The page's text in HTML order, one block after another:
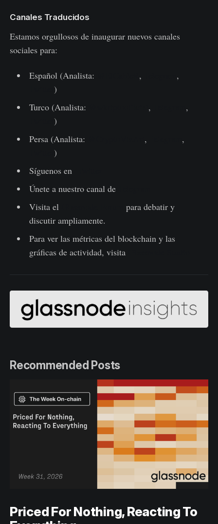
Canales Traducidos
Estamos orgullosos de inaugurar nuevos canales
sociales para:
Español (Analista: ,
,
)
Turco (Analista:
,
,
)
Persa (Analista:
,
,
)
Síguenos en
Únete a nuestro canal de
Visita el
para debatir y
discutir ampliamente.
Para ver las métricas del blockchain y las
gráficas de actividad, visita
Recommended Posts
Priced For Nothing, Reacting To